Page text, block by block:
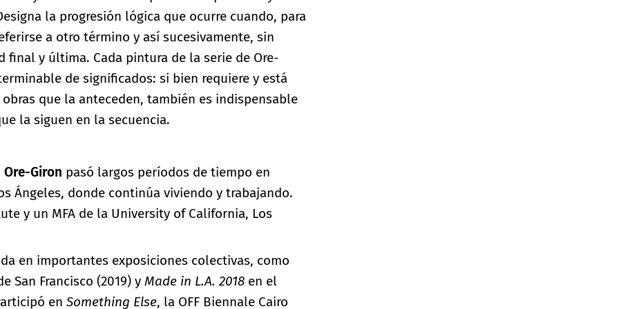
la progresión lógica que ocurre cuando, para
a otro término y así sucesivamente, sin
y última. Cada pintura de la serie de Ore-
de significados: si bien requiere y está
que la anteceden, también es indispensable
la siguen en la secuencia.
Ore-Giron pasó largos períodos de tiempo en
Ángeles, donde continúa viviendo y trabajando.
y un MFA de la University of California, Los
en importantes exposiciones colectivas, como
San Francisco (2019) y Made in L.A. 2018 en el
en Something Else, la OFF Biennale Cairo